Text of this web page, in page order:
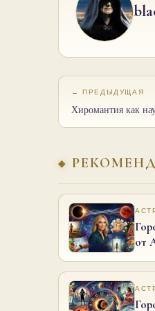
← ПРЕДЫДУЩАЯ
Хиромантия как
от